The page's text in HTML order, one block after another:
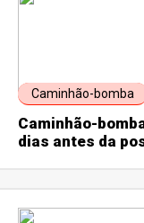
Caminhão-bomba
Caminhão-
dias antes da